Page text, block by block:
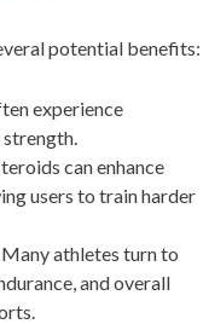
potential benefits:
experience
strength.
can enhance
users to train harder
Many athletes turn to
and overall